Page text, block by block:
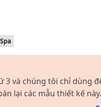
3 và chúng tôi chỉ dùng
lại các mẫu thiết kế này.